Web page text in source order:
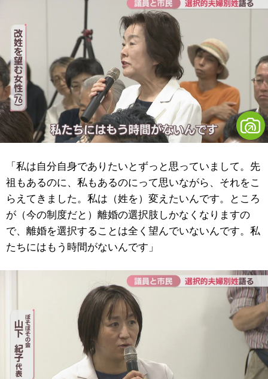
「私は自分自身でありたいとずっと思っていまして。先
祖もあるのに、私もあるのにって思いながら、それをこ
らえてきました。私は（姓を）変えたいんです。ところ
が（今の制度だと）離婚の選択肢しかなくなりますの
で、離婚を選択することは全く望んでいないんです。私
たちにはもう時間がないんです」